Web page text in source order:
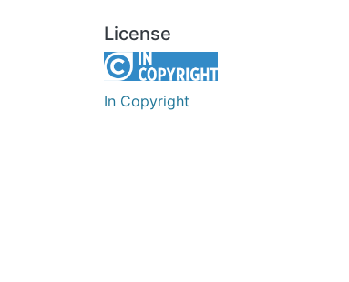
License
In Copyright